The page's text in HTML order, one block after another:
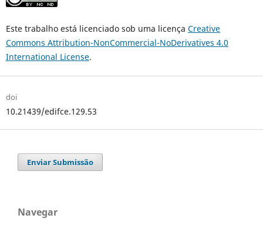
Este trabalho está licenciado sob uma licença Creative
Commons Attribution-NonCommercial-NoDerivatives 4.0
International License.
doi
10.21439/edifce.129.53
Enviar Submissão
Navegar